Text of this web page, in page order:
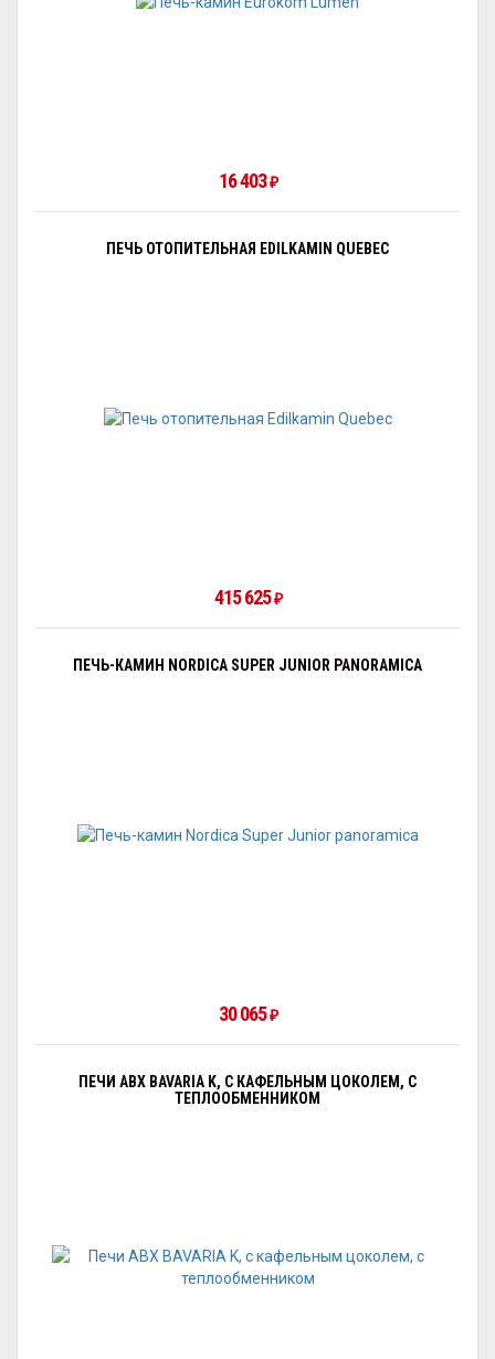
16 403₽
ПЕЧЬ ОТОПИТЕЛЬНАЯ EDILKAMIN QUEBEC
415 625₽
ПЕЧЬ-КАМИН NORDICA SUPER JUNIOR PANORAMICA
30 065₽
ПЕЧИ ABX BAVARIA K, С КАФЕЛЬНЫМ ЦОКОЛЕМ, С
ТЕПЛООБМЕННИКОМ